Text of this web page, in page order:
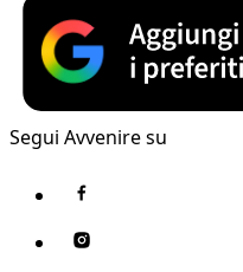
Segui Avvenire su